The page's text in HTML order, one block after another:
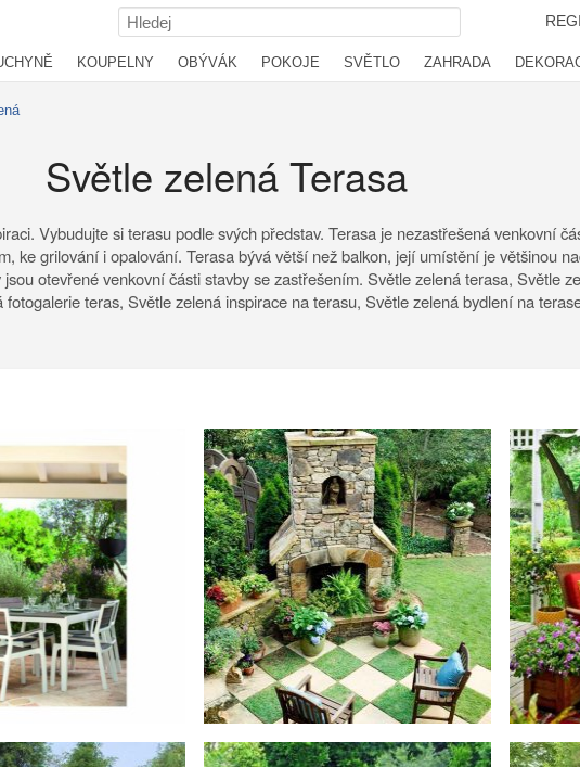
KOUPELNY OBÝVÁK POKOJE SVĚTLO ZAHRADA
Světle zelená Terasa
Vybudujte si terasu podle svých představ. Terasa je nezastřešená venkovní
ke grilování i opalování. Terasa bývá větší než balkon, její umístění je většinou
otevřené venkovní části stavby se zastřešením. Světle zelená terasa, Světle
teras, Světle zelená inspirace na terasu, Světle zelená bydlení na